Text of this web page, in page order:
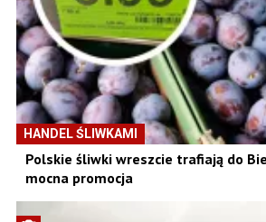
HANDEL ŚLIWKAMI
Polskie śliwki wreszcie trafiają do
mocna promocja